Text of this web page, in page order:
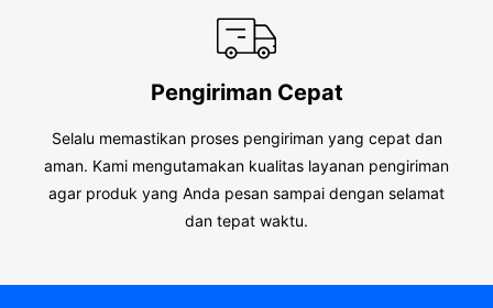
Pengiriman Cepat
Selalu memastikan proses pengiriman yang cepat dan
aman. Kami mengutamakan kualitas layanan pengiriman
agar produk yang Anda pesan sampai dengan selamat
dan tepat waktu.